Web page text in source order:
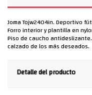
Joma Tojw2404in. Deportivo
Forro interior y plantilla en
Piso de caucho
calzado de los más deseados.
Detalle del producto